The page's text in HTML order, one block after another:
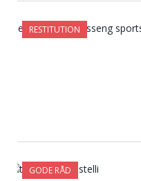
RESTITUTION
GODE RÅD